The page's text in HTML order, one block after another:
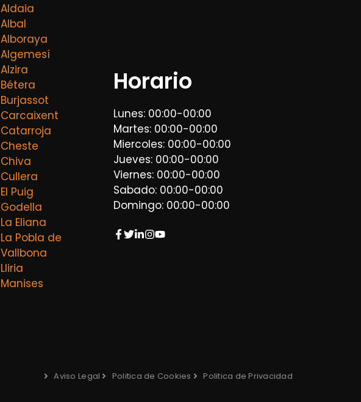
Aldaia
Albal
Alboraya
Algemesí
Alzira
Bétera
Burjassot
Carcaixent
Catarroja
Cheste
Chiva
Cullera
El Puig
Godella
La Eliana
La Pobla de
Vallbona
Lliria
Manises
Horario
Lunes: 00:00-00:00
Martes: 00:00-00:00
Miercoles: 00:00-00:00
Jueves: 00:00-00:00
Viernes: 00:00-00:00
Sabado: 00:00-00:00
Domingo: 00:00-00:00
Aviso Legal Politica de Cookies Politica de Privacidad